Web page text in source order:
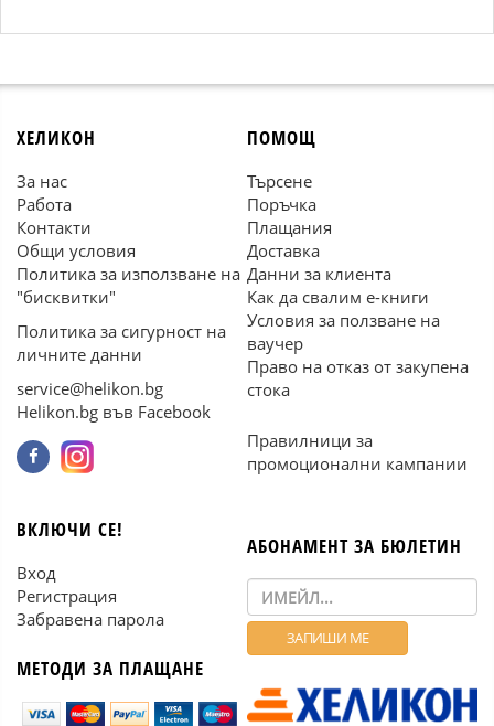
ХЕЛИКОН
За нас
Работа
Контакти
Общи условия
Политика за използване на
"бисквитки"
Политика за сигурност на
личните данни
service@helikon.bg
Helikon.bg във Facebook
ПОМОЩ
Търсене
Поръчка
Плащания
Доставка
Данни за клиента
Как да свалим е-книги
Условия за ползване на
ваучер
Право на отказ от закупена
стока
Правилници за
промоционални кампании
ВКЛЮЧИ СЕ!
Вход
Регистрация
Забравена парола
МЕТОДИ ЗА ПЛАЩАНЕ
АБОНАМЕНТ ЗА БЮЛЕТИН